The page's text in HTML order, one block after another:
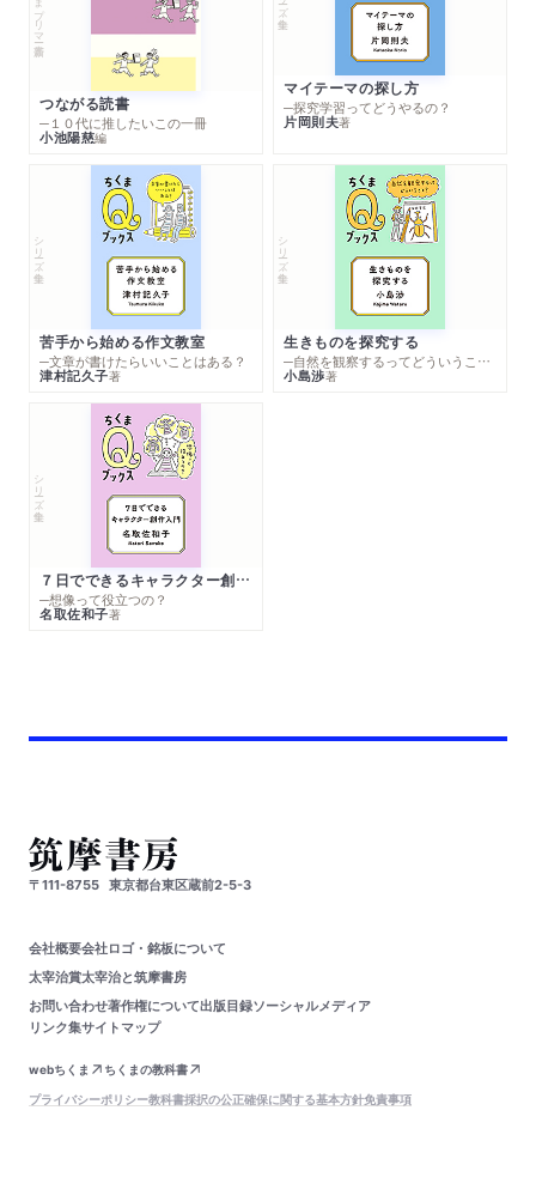
つながる読書
─１０代に推したいこの一冊
小池陽慈編
マイテーマの探し方
─探究学習ってどうやるの？
片岡則夫著
シリーズ・全集
苦手から始める作文教室
─文章が書けたらいいことはある？
津村記久子著
シリーズ・全集
生きものを探究する
─自然を観察するってどういうこと？
小島渉著
シリーズ・全集
７日でできるキャラクター創作入門
─想像って役立つの？
名取佐和子著
〒111-8755 東京都台東区蔵前2-5-3
会社概要会社ロゴ・銘板について
太宰治賞太宰治と筑摩書房
お問い合わせ著作権について出版目録ソーシャルメディア
リンク集サイトマップ
webちくま
ちくまの教科書
プライバシーポリシー教科書採択の公正確保に関する基本方針免責事項